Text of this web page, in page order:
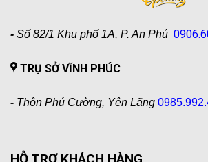
- Số 82/1 Khu phố 1A, P. An Phú
TRỤ SỞ VĨNH PHÚC
- Thôn Phú Cường, Yên Lãng
HỖ TRỢ KHÁCH HÀNG